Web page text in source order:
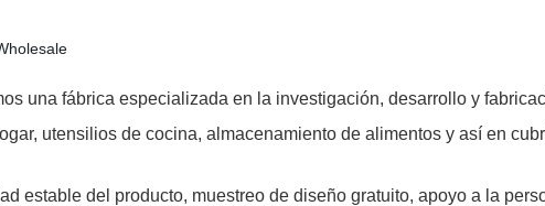
una fábrica especializada en la investigación, desarrollo y
utensilios de cocina, almacenamiento de alimentos y así en
estable del producto, muestreo de diseño gratuito, apoyo a la